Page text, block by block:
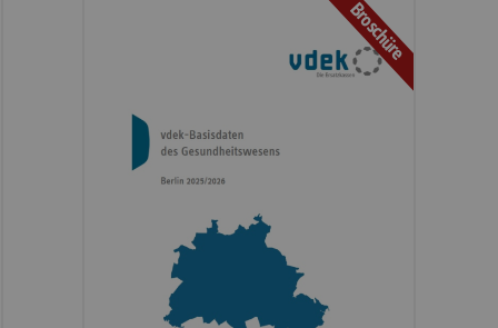
Broschüre